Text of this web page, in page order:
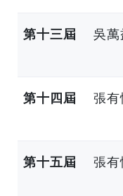
第十三屆 吳萬
第十四屆 張有
第十五屆 張有